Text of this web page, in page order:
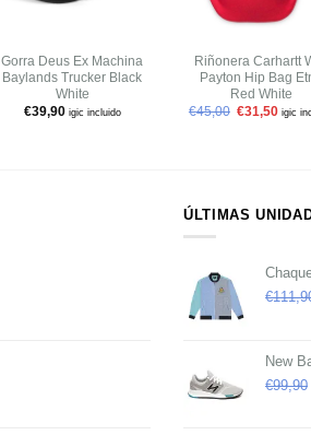
Gorra Deus Ex Machina
Baylands Trucker Black
White
€39,90 igic incluido
Riñonera Carhartt
Payton Hip Bag
Red White
€45,00 €31,50 igic
ÚLTIMAS
€
New
€99,90